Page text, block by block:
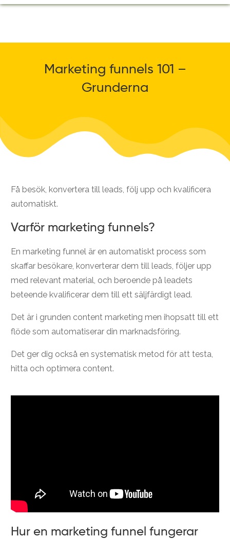
Marketing funnels 101 –
Grunderna
Få besök, konvertera till leads, följ upp och kvalificera
automatiskt.
Varför marketing funnels?
En marketing funnel är en automatiskt process som
skaffar besökare, konverterar dem till leads, följer upp
med relevant material, och beroende på leadets
beteende kvalificerar dem till ett säljfärdigt lead.
Det är i grunden content marketing men ihopsatt till ett
flöde som automatiserar din marknadsföring.
Det ger dig också en systematisk metod för att testa,
hitta och optimera content.
Hur en marketing funnel fungerar